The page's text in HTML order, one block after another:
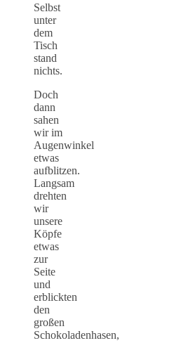
Selbst
unter
dem
Tisch
stand
nichts.
Doch
dann
sahen
wir im
Augenwinkel
etwas
aufblitzen.
Langsam
drehten
wir
unsere
Köpfe
etwas
zur
Seite
und
erblickten
den
großen
Schokoladenhasen,